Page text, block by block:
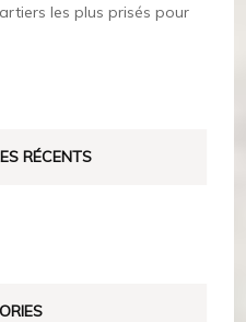
les plus prisés pour
RÉCENTS